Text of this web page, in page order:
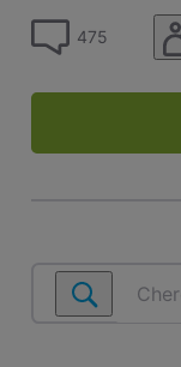
475
Chercher